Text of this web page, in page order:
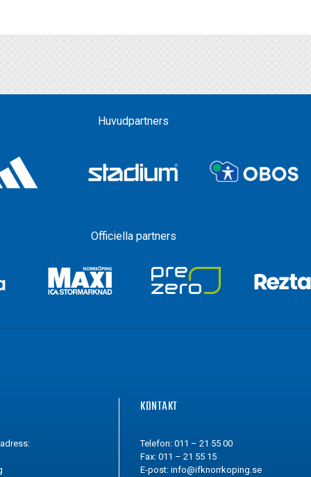
Huvudpartners
Officiella partners
KONTAKT
Telefon: 011 – 21 55 00
Fax: 011 – 21 55 15
E-post:info@ifknorrkoping.se